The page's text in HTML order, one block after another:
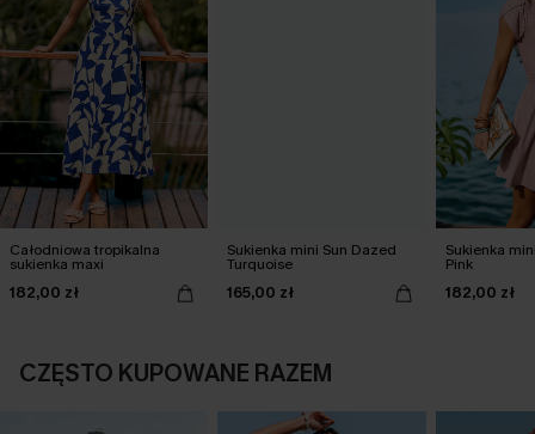
Całodniowa tropikalna
sukienka maxi
182,00 zł
Sukienka mini Sun Dazed
Turquoise
165,00 zł
Sukienka
Pink
182,00 zł
CZĘSTO KUPOWANE RAZEM